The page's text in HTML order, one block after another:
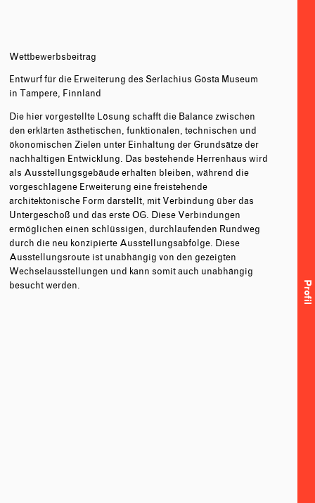
Profil
Wettbewerbsbeitrag
Entwurf für die Erweiterung des Serlachius Gösta Museum
in Tampere, Finnland
Die hier vorgestellte Lösung schafft die Balance zwischen
den erklärten ästhetischen, funktionalen, technischen und
ökonomischen Zielen unter Einhaltung der Grundsätze der
nachhaltigen Entwicklung. Das bestehende Herrenhaus wird
als Ausstellungsgebäude erhalten bleiben, während die
vorgeschlagene Erweiterung eine freistehende
architektonische Form darstellt, mit Verbindung über das
Untergeschoß und das erste OG. Diese Verbindungen
ermöglichen einen schlüssigen, durchlaufenden Rundweg
durch die neu konzipierte Ausstellungsabfolge. Diese
Ausstellungsroute ist unabhängig von den gezeigten
Wechselausstellungen und kann somit auch unabhängig
besucht werden.